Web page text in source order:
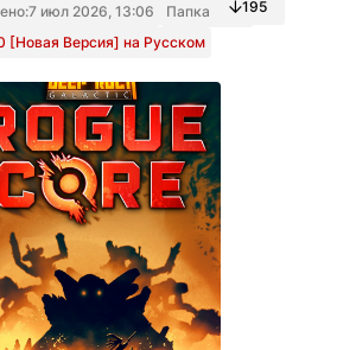
7 июл 2026, 13:06
Папка игры
[Новая Версия] на Русском
195